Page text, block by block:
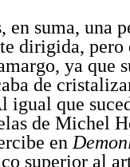
en suma, una
dirigida, pero
ya que
de
igual que
de Michel
en
superior al